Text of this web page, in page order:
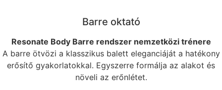
Barre oktató
Resonate Body Barre rendszer nemzetközi trénere
A barre ötvözi a klasszikus balett eleganciáját a hatékony
erősítő gyakorlatokkal. Egyszerre formálja az alakot és
növeli az erőnlétet.